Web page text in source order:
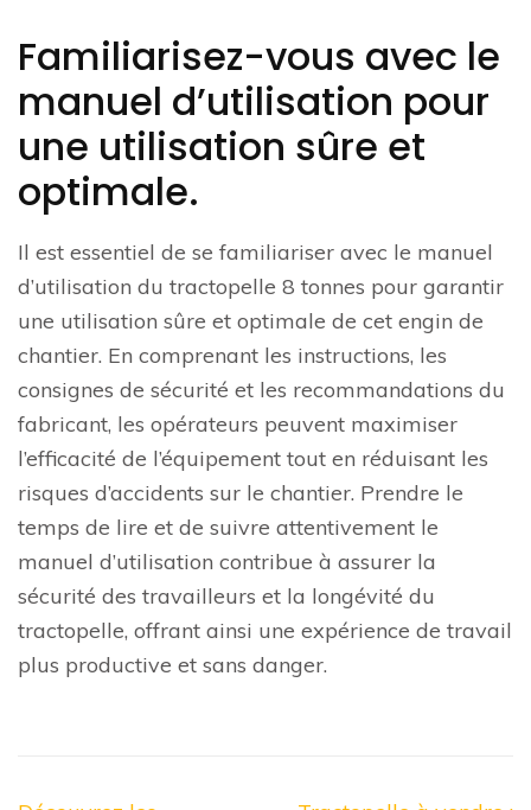
Familiarisez-vous avec le
manuel d’utilisation pour
une utilisation sûre et
optimale.
Il est essentiel de se familiariser avec le manuel
d’utilisation du tractopelle 8 tonnes pour garantir
une utilisation sûre et optimale de cet engin de
chantier. En comprenant les instructions, les
consignes de sécurité et les recommandations du
fabricant, les opérateurs peuvent maximiser
l’efficacité de l’équipement tout en réduisant les
risques d’accidents sur le chantier. Prendre le
temps de lire et de suivre attentivement le
manuel d’utilisation contribue à assurer la
sécurité des travailleurs et la longévité du
tractopelle, offrant ainsi une expérience de travail
plus productive et sans danger.